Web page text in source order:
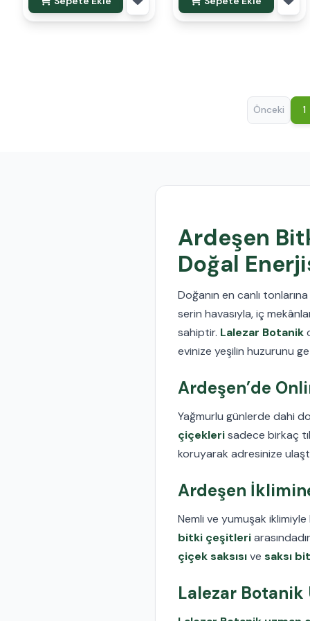
Önceki 1
Ardeşen
Doğal
Doğanın en canlı
serin havasıyla, iç
sahiptir. Lalezar Botanik
evinize yeşilin huzurunu
Ardeşen’de
Yağmurlu günlerde dahi
çiçeklerisadece birkaç
koruyarak adresinize
Ardeşen
Nemli ve yumuşak
bitki çeşitleri
çiçek saksısıve saksı
Lalezar Botanik